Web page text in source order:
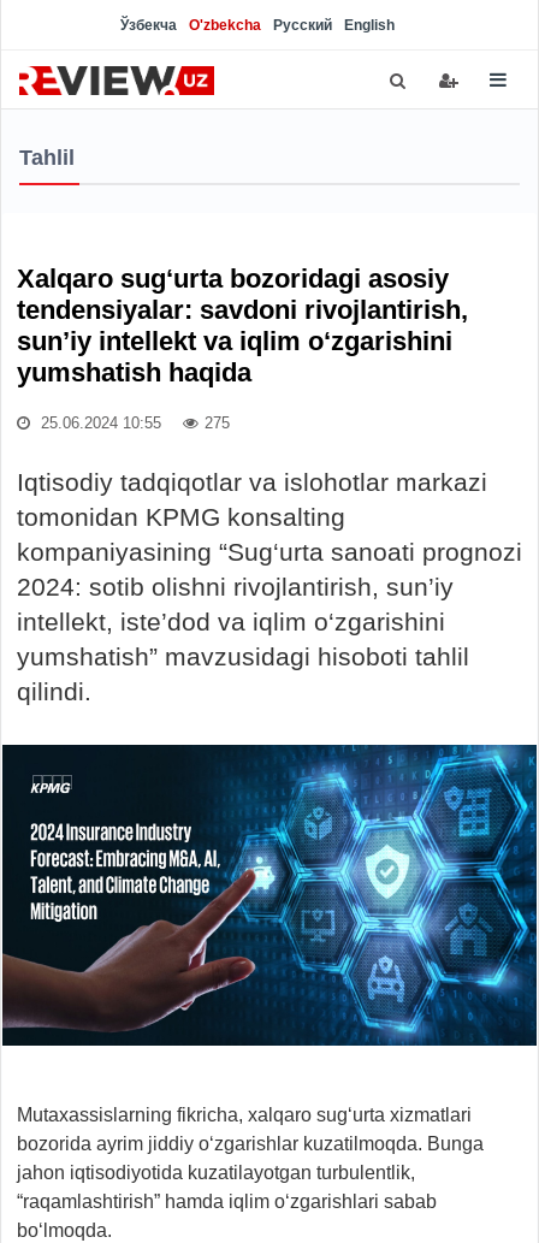
Ўзбекча O'zbekcha Русский English
Tahlil
Xalqaro sug‘urta bozoridagi asosiy
tendensiyalar: savdoni rivojlantirish,
sun’iy intellekt va iqlim o‘zgarishini
yumshatish haqida
25.06.2024 10:55 275
Iqtisodiy tadqiqotlar va islohotlar markazi
tomonidan KPMG konsalting
kompaniyasining “Sug‘urta sanoati prognozi
2024: sotib olishni rivojlantirish, sun’iy
intellekt, iste’dod va iqlim o‘zgarishini
yumshatish” mavzusidagi hisoboti tahlil
qilindi.
Mutaxassislarning fikricha, xalqaro sug‘urta xizmatlari
bozorida ayrim jiddiy o‘zgarishlar kuzatilmoqda. Bunga
jahon iqtisodiyotida kuzatilayotgan turbulentlik,
“raqamlashtirish” hamda iqlim o‘zgarishlari sabab
bo‘lmoqda.